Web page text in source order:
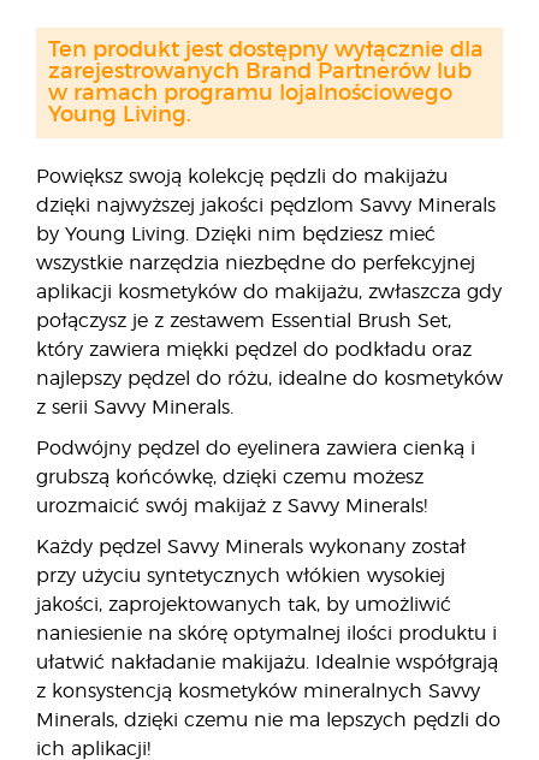
Powiększ swoją kolekcję pędzli do makijażu
dzięki najwyższej jakości pędzlom Savvy Minerals
by Young Living. Dzięki nim będziesz mieć
wszystkie narzędzia niezbędne do perfekcyjnej
aplikacji kosmetyków do makijażu, zwłaszcza gdy
połączysz je z zestawem Essential Brush Set,
który zawiera miękki pędzel do podkładu oraz
najlepszy pędzel do różu, idealne do kosmetyków
z serii Savvy Minerals.
Podwójny pędzel do eyelinera zawiera cienką i
grubszą końcówkę, dzięki czemu możesz
urozmaicić swój makijaż z Savvy Minerals!
Każdy pędzel Savvy Minerals wykonany został
przy użyciu syntetycznych włókien wysokiej
jakości, zaprojektowanych tak, by umożliwić
naniesienie na skórę optymalnej ilości produktu i
ułatwić nakładanie makijażu. Idealnie współgrają
z konsystencją kosmetyków mineralnych Savvy
Minerals, dzięki czemu nie ma lepszych pędzli do
ich aplikacji!
Ten produkt jest dostępny wyłącznie dla
zarejestrowanych Brand Partnerów lub
w ramach programu lojalnościowego
Young Living.